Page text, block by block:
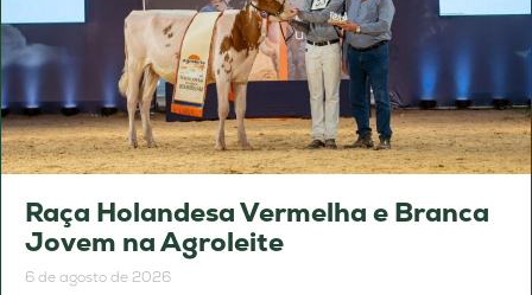
Raça Holandesa Vermelha e Branca
Jovem na Agroleite
6 de agosto de 2026